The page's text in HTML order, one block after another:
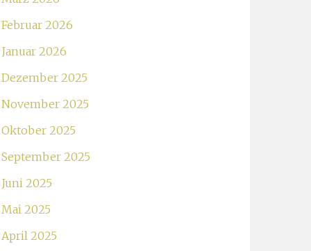
Februar 2026
Januar 2026
Dezember 2025
November 2025
Oktober 2025
September 2025
Juni 2025
Mai 2025
April 2025